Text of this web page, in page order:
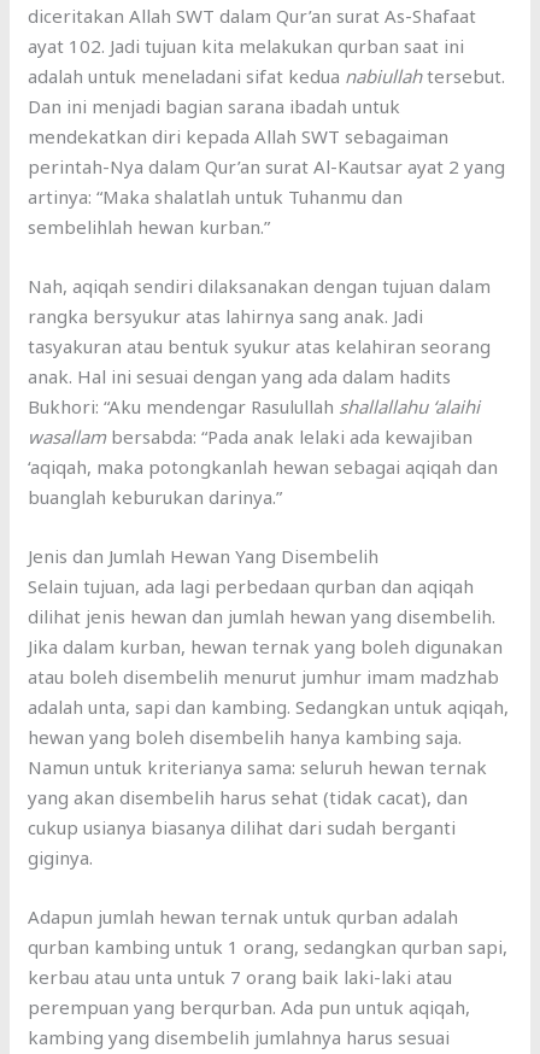
diceritakan Allah SWT dalam Qur’an surat As-Shafaat
ayat 102. Jadi tujuan kita melakukan qurban saat ini
adalah untuk meneladani sifat kedua nabiullahtersebut.
Dan ini menjadi bagian sarana ibadah untuk
mendekatkan diri kepada Allah SWT sebagaiman
perintah-Nya dalam Qur’an surat Al-Kautsar ayat 2 yang
artinya: “Maka shalatlah untuk Tuhanmu dan
sembelihlah hewan kurban.”
Nah, aqiqah sendiri dilaksanakan dengan tujuan dalam
rangka bersyukur atas lahirnya sang anak. Jadi
tasyakuran atau bentuk syukur atas kelahiran seorang
anak. Hal ini sesuai dengan yang ada dalam hadits
Bukhori: “Aku mendengar Rasulullah shallallahu ‘alaihi
wasallam bersabda: “Pada anak lelaki ada kewajiban
‘aqiqah, maka potongkanlah hewan sebagai aqiqah dan
buanglah keburukan darinya.”
Jenis dan Jumlah Hewan Yang Disembelih
Selain tujuan, ada lagi perbedaan qurban dan aqiqah
dilihat jenis hewan dan jumlah hewan yang disembelih.
Jika dalam kurban, hewan ternak yang boleh digunakan
atau boleh disembelih menurut jumhur imam madzhab
adalah unta, sapi dan kambing. Sedangkan untuk aqiqah,
hewan yang boleh disembelih hanya kambing saja.
Namun untuk kriterianya sama: seluruh hewan ternak
yang akan disembelih harus sehat (tidak cacat), dan
cukup usianya biasanya dilihat dari sudah berganti
giginya.
Adapun jumlah hewan ternak untuk qurban adalah
qurban kambing untuk 1 orang, sedangkan qurban sapi,
kerbau atau unta untuk 7 orang baik laki-laki atau
perempuan yang berqurban. Ada pun untuk aqiqah,
kambing yang disembelih jumlahnya harus sesuai